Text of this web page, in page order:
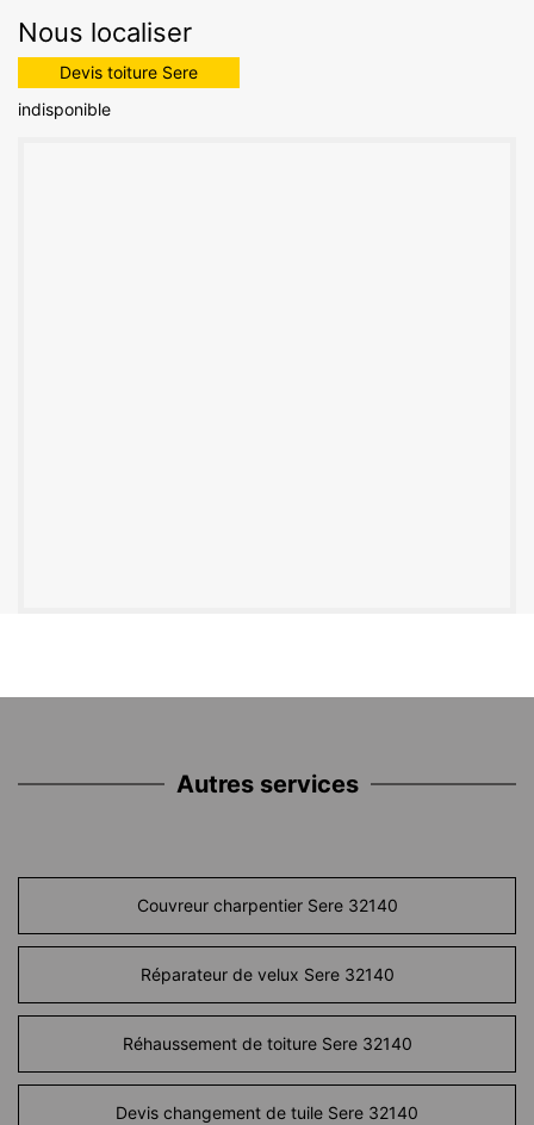
Nous localiser
Devis toiture Sere
indisponible
Autres services
Couvreur charpentier Sere 32140
Réparateur de velux Sere 32140
Réhaussement de toiture Sere 32140
Devis changement de tuile Sere 32140